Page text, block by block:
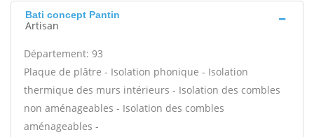
Bati concept Pantin
Artisan
Département: 93
Plaque de plâtre - Isolation phonique - Isolation
thermique des murs intérieurs - Isolation des combles
non aménageables - Isolation des combles
aménageables -